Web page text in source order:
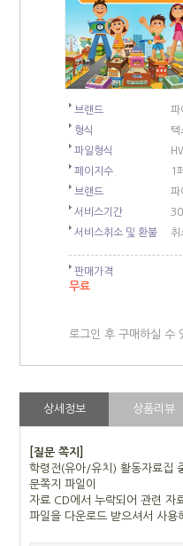
브랜드
파
형식
텍
파일형식
페이지수
1
브랜드
파
서비스기간
서비스취소 및 환불
취
판매가격
무료
로그인 후 구매하실 수
상세정보 상품리뷰
[질문 쪽지]
학령전(유아/유치) 활동자료집
문쪽지 파일이
자료 CD에서 누락되어 관련 자
파일을 다운로드 받으셔서 사용